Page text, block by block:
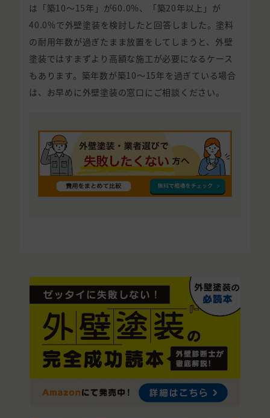
は「築10〜15年」が60.0%、「築20年以上」が
40.0%で外壁塗装を検討したと回答しました。塗料
の耐用年数が過ぎたまま放置をしてしまうと、外壁
塗装ではすまずより高額な施工が必要になるケース
もあります。築年数が築10〜15年を過ぎている場合
は、お早めに外壁塗装の窓口にご相談ください。